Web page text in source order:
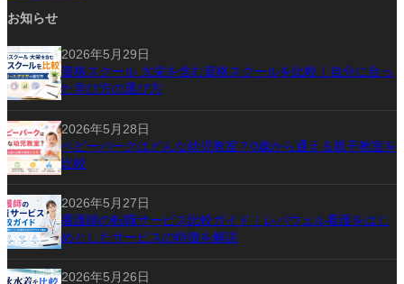
お知らせ
2026年5月29日
資格スクール 大栄を含む資格スクールを比較｜自分に合っ
た学び方の選び方
2026年5月28日
ベビーパークはどんな幼児教室？0歳から通える親子教室を
比較
2026年5月27日
看護師の転職サービス比較ガイド｜レバウェル看護をはじ
めとしたサービスの特徴を解説
2026年5月26日